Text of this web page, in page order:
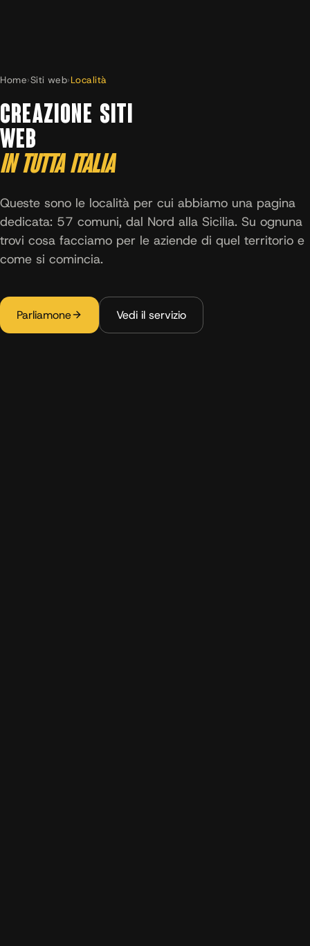
Home›Siti web›Località
CREAZIONE SITI
WEB
IN TUTTA ITALIA
Queste sono le località per cui abbiamo una pagina
dedicata: 57 comuni, dal Nord alla Sicilia. Su ognuna
trovi cosa facciamo per le aziende di quel territorio e
come si comincia.
Parliamone Vedi il servizio